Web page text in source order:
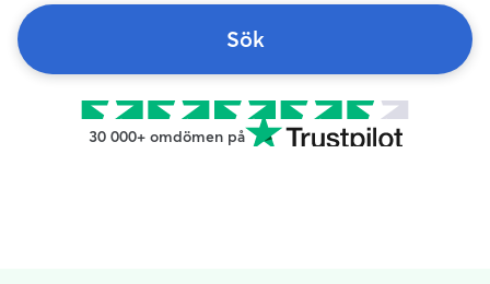
Sök
30 000+ omdömen på